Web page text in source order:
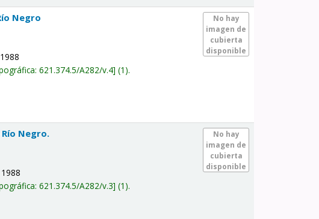
No hay
imagen de
cubierta
disponible
Negro
621.374.5/A282/v.4 (1).
No hay
imagen de
cubierta
disponible
Río Negro.
621.374.5/A282/v.3 (1).